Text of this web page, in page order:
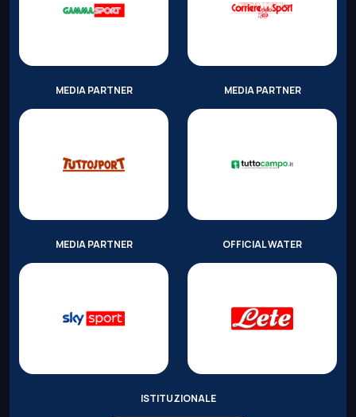
MEDIA PARTNER MEDIA PARTNER
MEDIA PARTNER OFFICIAL WATER
ISTITUZIONALE